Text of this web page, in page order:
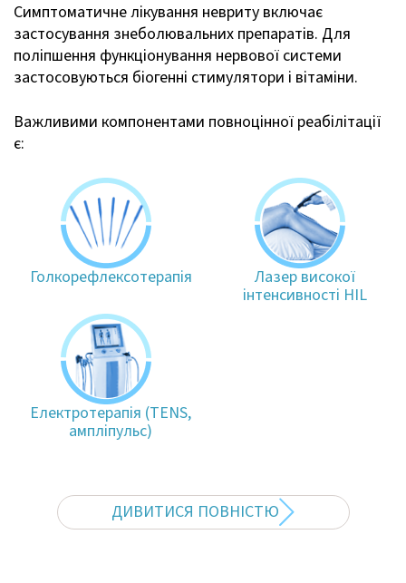
Симптоматичне лікування невриту включає
застосування знеболювальних препаратів. Для
поліпшення функціонування нервової системи
застосовуються біогенні стимулятори і вітаміни.
Важливими компонентами повноцінної реабілітації
є:
Голкорефлексотерапія
Лазер високої
інтенсивності HIL
Електротерапія (TENS,
ампліпульс)
ДИВИТИСЯ ПОВНІСТЮ